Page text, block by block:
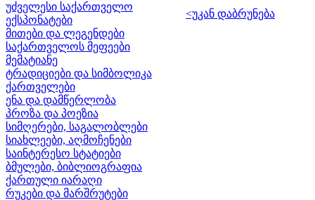
უძველესი საქართველო
ექსპონატები
მითები და ლეგენდები
საქართველოს მეფეები
მემატიანე
ტრადიციები და სიმბოლიკა
ქართველები
ენა და დამწერლობა
პროზა და პოეზია
სიმღერები, საგალობლები
სიახლეები, აღმოჩენები
საინტერესო სტატიები
ბმულები, ბიბლიოგრაფია
ქართული იარაღი
რუკები და მარშრუტები
<უკან დაბრუნება